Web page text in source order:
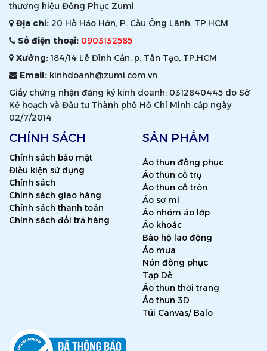
thương hiệu Đồng Phục Zumi
Địa chỉ: 20 Hồ Hảo Hớn, P. Cầu Ông Lãnh, TP.HCM
Số điện thoại: 0903132585
Xưởng:184/14 Lê Đình Cẩn, p. Tân Tạo, TP.HCM
Email: kinhdoanh@zumi.com.vn
Giấy chứng nhận đăng ký kinh doanh: 0312840445 do Sở
Kế hoạch và Đầu tư Thành phố Hồ Chí Minh cấp ngày
02/7/2014
CHÍNH SÁCH
Chính sách bảo mật
Điều kiện sử dụng
Chính sách
Chính sách giao hàng
Chính sách thanh toán
Chính sách đổi trả hàng
SẢN PHẨM
Áo thun đồng phục
Áo thun cổ trụ
Áo thun cổ tròn
Áo sơ mi
Áo nhóm áo lớp
Áo khoác
Bảo hộ lao động
Áo mưa
Nón đồng phục
Tạp Dề
Áo thun thời trang
Áo thun 3D
Túi Canvas/ Balo